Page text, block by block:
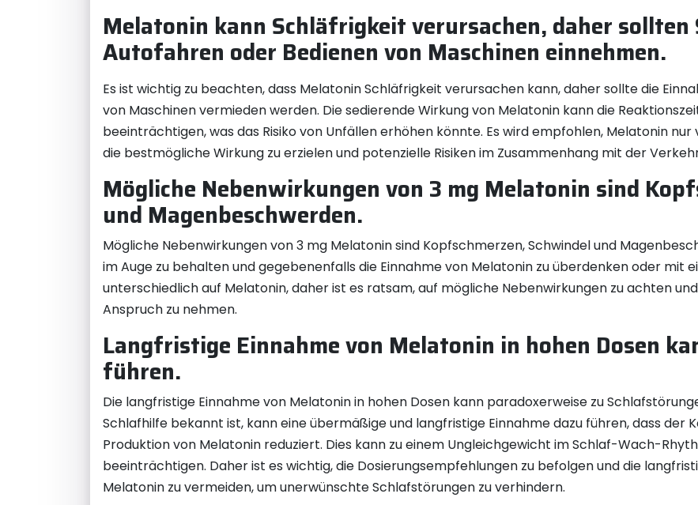
Melatonin kann Schläfrigkeit verursachen, daher sollten
Autofahren oder Bedienen von Maschinen einnehmen.
Es ist wichtig zu beachten, dass Melatonin Schläfrigkeit verursachen kann, daher sollte die
von Maschinen vermieden werden. Die sedierende Wirkung von Melatonin kann die
beeinträchtigen, was das Risiko von Unfällen erhöhen könnte. Es wird empfohlen, Melatonin
die bestmögliche Wirkung zu erzielen und potenzielle Risiken im Zusammenhang mit der
Mögliche Nebenwirkungen von 3 mg Melatonin sind
und Magenbeschwerden.
Mögliche Nebenwirkungen von 3 mg Melatonin sind Kopfschmerzen, Schwindel und
im Auge zu behalten und gegebenenfalls die Einnahme von Melatonin zu überdenken oder mit
unterschiedlich auf Melatonin, daher ist es ratsam, auf mögliche Nebenwirkungen zu achten
Anspruch zu nehmen.
Langfristige Einnahme von Melatonin in hohen Dosen
führen.
Die langfristige Einnahme von Melatonin in hohen Dosen kann paradoxerweise zu
Schlafhilfe bekannt ist, kann eine übermäßige und langfristige Einnahme dazu führen, dass der
Produktion von Melatonin reduziert. Dies kann zu einem Ungleichgewicht im Schlaf-Wach-
beeinträchtigen. Daher ist es wichtig, die Dosierungsempfehlungen zu befolgen und die
Melatonin zu vermeiden, um unerwünschte Schlafstörungen zu verhindern.